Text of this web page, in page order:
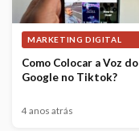
MARKETING DIGITAL
Como Colocar a Voz do
Google no Tiktok?
4 anos atrás